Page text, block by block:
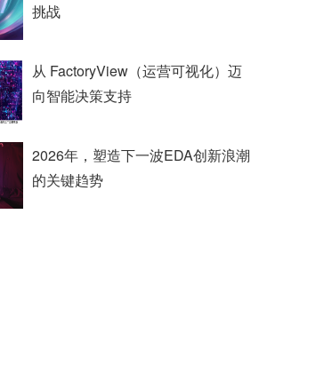
挑战
从 FactoryView（运营可视化）迈
向智能决策支持
2026年，塑造下一波EDA创新浪潮
的关键趋势